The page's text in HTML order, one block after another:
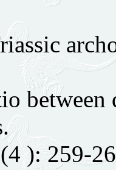
between
): 259-